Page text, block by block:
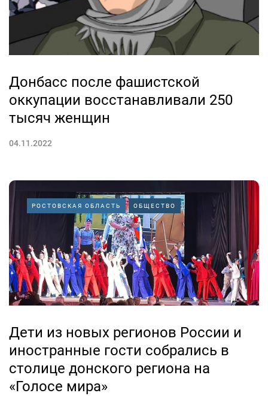
Донбасс после фашистской
оккупации восстанавливали 250
тысяч женщин
04.11.2022
РОСТОВСКАЯ ОБЛАСТЬ ОБЩЕСТВО
Дети из новых регионов России и
иностранные гости собрались в
столице донского региона на
«Голосе мира»